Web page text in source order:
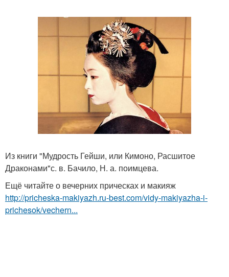
Из книги "Мудрость Гейши, или Кимоно, Расшитое
Драконами"с. в. Бачило, Н. а. поимцева.
Ещё читайте о вечерних прическах и макияж
http://pricheska-makiyazh.ru-best.com/vidy-makiyazha-i-
prichesok/vechern...